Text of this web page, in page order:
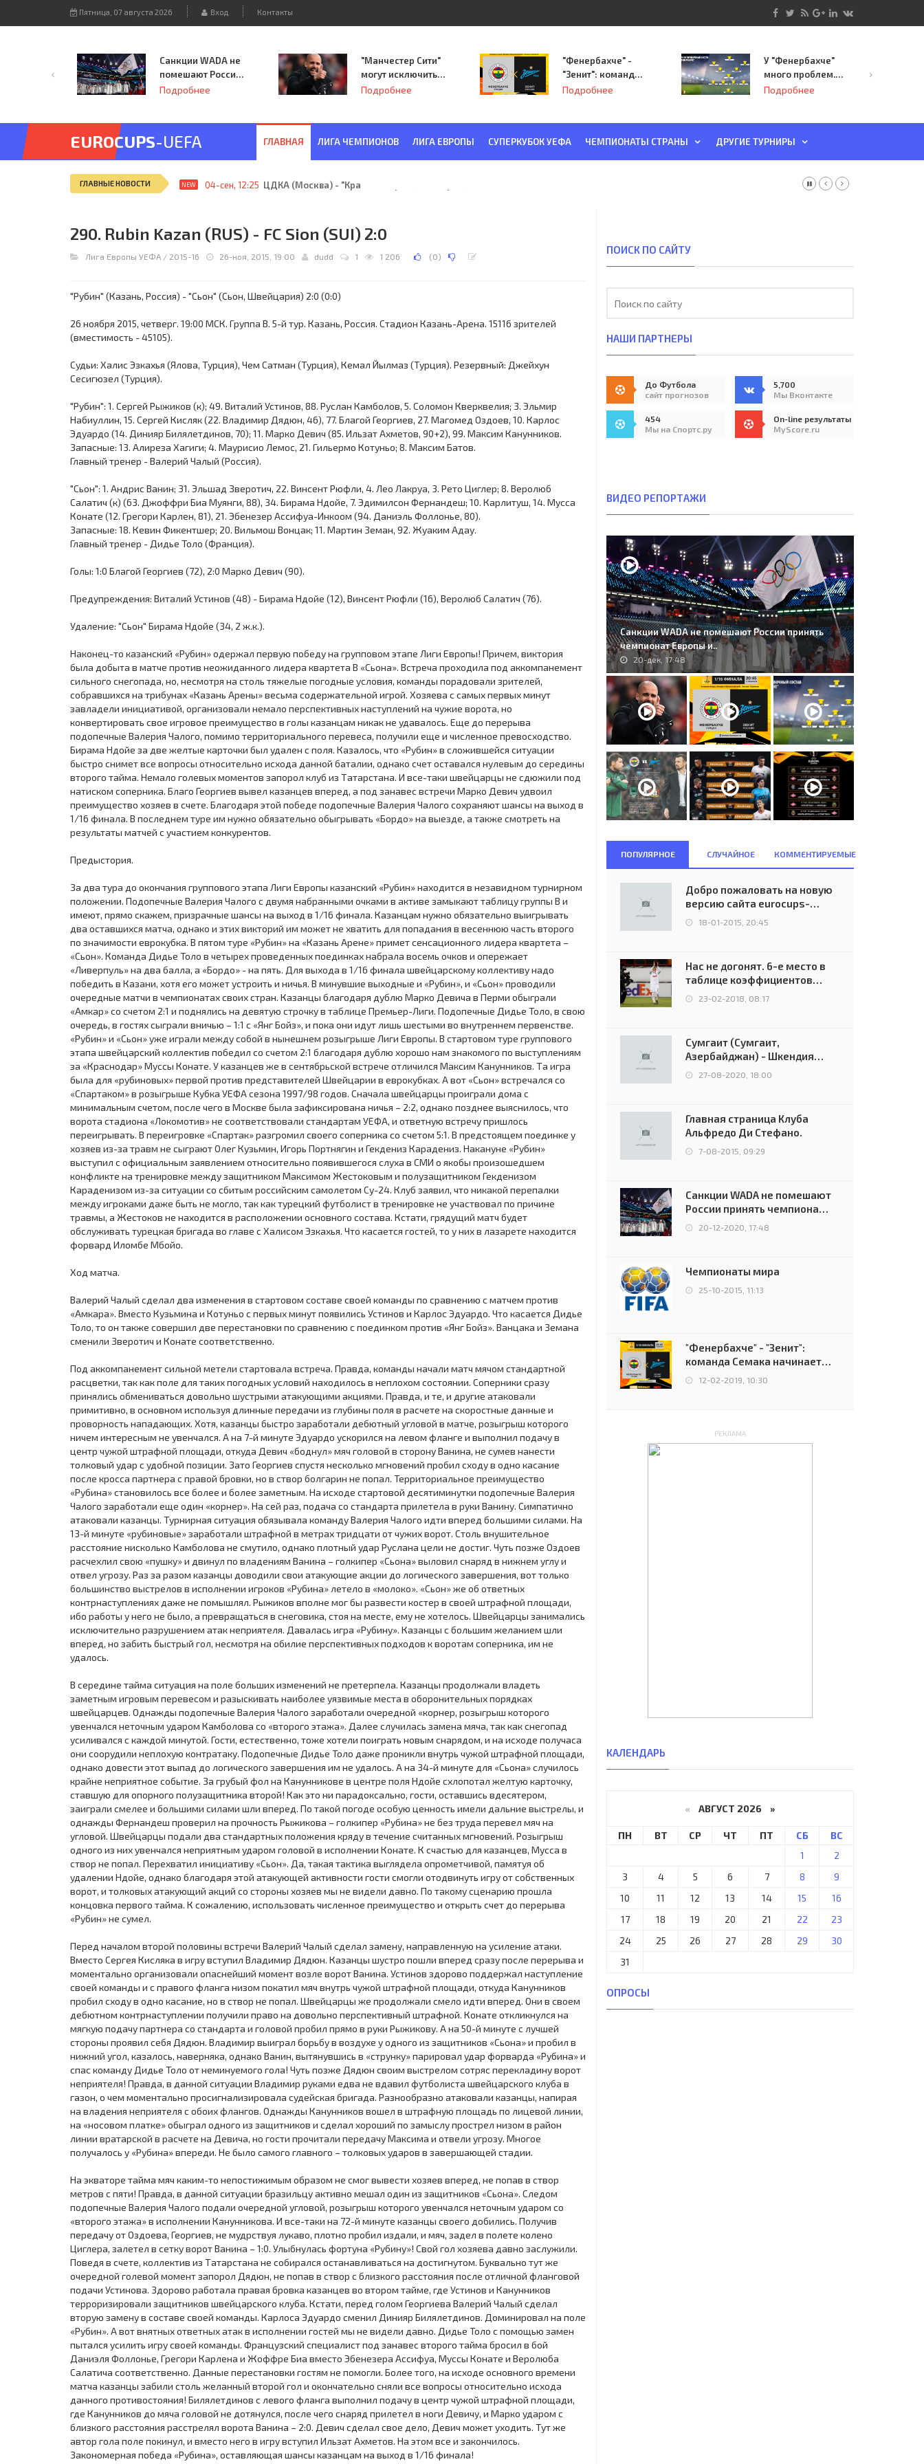
Пятница, 07 августа 2026 Вход Контакты
Санкции WADA не
помешают России
принять
Подробнее
"Манчестер Сити"
могут исключить
из Лиги
Подробнее
"Фенербахче" -
"Зенит": команда
Семака начинает
Подробнее
У "Фенербахче"
много проблем.
Но он опасен для
Подробнее
EUROCUPS-UEFA ГЛАВНАЯ ЛИГА ЧЕМПИОНОВ ЛИГА ЕВРОПЫ СУПЕРКУБОК УЕФА ЧЕМПИОНАТЫ СТРАНЫ ДРУГИЕ ТУРНИРЫ
ГЛАВНЫЕ НОВОСТИ NEW 04-сен, 12:25 ЦДКА (Москва) - "Красная Заря" (Ленинград) 6:2
290. Rubin Kazan (RUS) - FC Sion (SUI) 2:0
Лига Европы УЕФА / 2015-16 26-ноя, 2015, 19:00 dudd 1 1 206 (0)
"Рубин" (Казань, Россия) - "Сьон" (Сьон, Швейцария) 2:0 (0:0)
26 ноября 2015, четверг. 19:00 МСК. Группа B. 5-й тур. Казань, Россия. Стадион Казань-Арена. 15116 зрителей
(вместимость - 45105).
Судьи: Халис Эзкахья (Ялова, Турция), Чем Сатман (Турция), Кемал Йылмаз (Турция). Резервный: Джейхун
Сесигюзел (Турция).
"Рубин": 1. Сергей Рыжиков (к); 49. Виталий Устинов, 88. Руслан Камболов, 5. Соломон Кверквелия; 3. Эльмир
Набиуллин, 15. Сергей Кисляк (22. Владимир Дядюн, 46), 77. Благой Георгиев, 27. Магомед Оздоев, 10. Карлос
Эдуардо (14. Динияр Билялетдинов, 70); 11. Марко Девич (85. Ильзат Ахметов, 90+2), 99. Максим Канунников.
Запасные: 13. Алиреза Хагиги; 4. Маурисио Лемос, 21. Гильермо Котуньо; 8. Максим Батов.
Главный тренер - Валерий Чалый (Россия).
"Сьон": 1. Андрис Ванин; 31. Эльшад Зверотич, 22. Винсент Рюфли, 4. Лео Лакруа, 3. Рето Циглер; 8. Веролюб
Салатич (к) (63. Джоффри Биа Муянги, 88), 34. Бирама Ндойе, 7. Эдимилсон Фернандеш; 10. Карлитуш, 14. Мусса
Конате (12. Грегори Карлен, 81), 21. Эбенезер Ассифуа-Инкоом (94. Даниэль Фоллонье, 80).
Запасные: 18. Кевин Фикентшер; 20. Вильмош Вонцак; 11. Мартин Земан, 92. Жуаким Адау.
Главный тренер - Дидье Толо (Франция).
Голы: 1:0 Благой Георгиев (72), 2:0 Марко Девич (90).
Предупреждения: Виталий Устинов (48) - Бирама Ндойе (12), Винсент Рюфли (16), Веролюб Салатич (76).
Удаление: "Сьон" Бирама Ндойе (34, 2 ж.к.).
Наконец-то казанский «Рубин» одержал первую победу на групповом этапе Лиги Европы! Причем, виктория
была добыта в матче против неожиданного лидера квартета B «Сьона». Встреча проходила под аккомпанемент
сильного снегопада, но, несмотря на столь тяжелые погодные условия, команды порадовали зрителей,
собравшихся на трибунах «Казань Арены» весьма содержательной игрой. Хозяева с самых первых минут
завладели инициативой, организовали немало перспективных наступлений на чужие ворота, но
конвертировать свое игровое преимущество в голы казанцам никак не удавалось. Еще до перерыва
подопечные Валерия Чалого, помимо территориального перевеса, получили еще и численное превосходство.
Бирама Ндойе за две желтые карточки был удален с поля. Казалось, что «Рубин» в сложившейся ситуации
быстро снимет все вопросы относительно исхода данной баталии, однако счет оставался нулевым до середины
второго тайма. Немало голевых моментов запорол клуб из Татарстана. И все-таки швейцарцы не сдюжили под
натиском соперника. Благо Георгиев вывел казанцев вперед, а под занавес встречи Марко Девич удвоил
преимущество хозяев в счете. Благодаря этой победе подопечные Валерия Чалого сохраняют шансы на выход в
1/16 финала. В последнем туре им нужно обязательно обыгрывать «Бордо» на выезде, а также смотреть на
результаты матчей с участием конкурентов.
Предыстория.
За два тура до окончания группового этапа Лиги Европы казанский «Рубин» находится в незавидном турнирном
положении. Подопечные Валерия Чалого с двумя набранными очками в активе замыкают таблицу группы B и
имеют, прямо скажем, призрачные шансы на выход в 1/16 финала. Казанцам нужно обязательно выигрывать
два оставшихся матча, однако и этих викторий им может не хватить для попадания в весеннюю часть второго
по значимости еврокубка. В пятом туре «Рубин» на «Казань Арене» примет сенсационного лидера квартета –
«Сьон». Команда Дидье Толо в четырех проведенных поединках набрала восемь очков и опережает
«Ливерпуль» на два балла, а «Бордо» - на пять. Для выхода в 1/16 финала швейцарскому коллективу надо
победить в Казани, хотя его может устроить и ничья. В минувшие выходные и «Рубин», и «Сьон» проводили
очередные матчи в чемпионатах своих стран. Казанцы благодаря дублю Марко Девича в Перми обыграли
«Амкар» со счетом 2:1 и поднялись на девятую строчку в таблице Премьер-Лиги. Подопечные Дидье Толо, в свою
очередь, в гостях сыграли вничью – 1:1 с «Янг Бойз», и пока они идут лишь шестыми во внутреннем первенстве.
«Рубин» и «Сьон» уже играли между собой в нынешнем розыгрыше Лиги Европы. В стартовом туре группового
этапа швейцарский коллектив победил со счетом 2:1 благодаря дублю хорошо нам знакомого по выступлениям
за «Краснодар» Муссы Конате. У казанцев же в сентябрьской встрече отличился Максим Канунников. Та игра
была для «рубиновых» первой против представителей Швейцарии в еврокубках. А вот «Сьон» встречался со
«Спартаком» в розыгрыше Кубка УЕФА сезона 1997/98 годов. Сначала швейцарцы проиграли дома с
минимальным счетом, после чего в Москве была зафиксирована ничья – 2:2, однако позднее выяснилось, что
ворота стадиона «Локомотив» не соответствовали стандартам УЕФА, и ответную встречу пришлось
переигрывать. В переигровке «Спартак» разгромил своего соперника со счетом 5:1. В предстоящем поединке у
хозяев из-за травм не сыграют Олег Кузьмин, Игорь Портнягин и Гекдениз Карадениз. Накануне «Рубин»
выступил с официальным заявлением относительно появившегося слуха в СМИ о якобы произошедшем
конфликте на тренировке между защитником Максимом Жестоковым и полузащитником Гекденизом
Караденизом из-за ситуации со сбитым российским самолетом Су-24. Клуб заявил, что никакой перепалки
между игроками даже быть не могло, так как турецкий футболист в тренировке не участвовал по причине
травмы, а Жестоков не находится в расположении основного состава. Кстати, грядущий матч будет
обслуживать турецкая бригада во главе с Халисом Эзкахья. Что касается гостей, то у них в лазарете находится
форвард Иломбе Мбойо.
Ход матча.
Валерий Чалый сделал два изменения в стартовом составе своей команды по сравнению с матчем против
«Амкара». Вместо Кузьмина и Котуньо с первых минут появились Устинов и Карлос Эдуардо. Что касается Дидье
Толо, то он также совершил две перестановки по сравнению с поединком против «Янг Бойз». Ванцака и Земана
сменили Зверотич и Конате соответственно.
Под аккомпанемент сильной метели стартовала встреча. Правда, команды начали матч мячом стандартной
расцветки, так как поле для таких погодных условий находилось в неплохом состоянии. Соперники сразу
принялись обмениваться довольно шустрыми атакующими акциями. Правда, и те, и другие атаковали
примитивно, в основном используя длинные передачи из глубины поля в расчете на скоростные данные и
проворность нападающих. Хотя, казанцы быстро заработали дебютный угловой в матче, розыгрыш которого
ничем интересным не увенчался. А на 7-й минуте Эдуардо ускорился на левом фланге и выполнил подачу в
центр чужой штрафной площади, откуда Девич «боднул» мяч головой в сторону Ванина, не сумев нанести
толковый удар с удобной позиции. Зато Георгиев спустя несколько мгновений пробил сходу в одно касание
после кросса партнера с правой бровки, но в створ болгарин не попал. Территориальное преимущество
«Рубина» становилось все более и более заметным. На исходе стартовой десятиминутки подопечные Валерия
Чалого заработали еще один «корнер». На сей раз, подача со стандарта прилетела в руки Ванину. Симпатично
атаковали казанцы. Турнирная ситуация обязывала команду Валерия Чалого идти вперед большими силами. На
13-й минуте «рубиновые» заработали штрафной в метрах тридцати от чужих ворот. Столь внушительное
расстояние нисколько Камболова не смутило, однако плотный удар Руслана цели не достиг. Чуть позже Оздоев
расчехлил свою «пушку» и двинул по владениям Ванина – голкипер «Сьона» выловил снаряд в нижнем углу и
отвел угрозу. Раз за разом казанцы доводили свои атакующие акции до логического завершения, вот только
большинство выстрелов в исполнении игроков «Рубина» летело в «молоко». «Сьон» же об ответных
контрнаступлениях даже не помышлял. Рыжиков вполне мог бы развести костер в своей штрафной площади,
ибо работы у него не было, а превращаться в снеговика, стоя на месте, ему не хотелось. Швейцарцы занимались
исключительно разрушением атак неприятеля. Давалась игра «Рубину». Казанцы с большим желанием шли
вперед, но забить быстрый гол, несмотря на обилие перспективных подходов к воротам соперника, им не
удалось.
В середине тайма ситуация на поле больших изменений не претерпела. Казанцы продолжали владеть
заметным игровым перевесом и разыскивать наиболее уязвимые места в оборонительных порядках
швейцарцев. Однажды подопечные Валерия Чалого заработали очередной «корнер, розыгрыш которого
увенчался неточным ударом Камболова со «второго этажа». Далее случилась замена мяча, так как снегопад
усиливался с каждой минутой. Гости, естественно, тоже хотели поиграть новым снарядом, и на исходе получаса
они соорудили неплохую контратаку. Подопечные Дидье Толо даже проникли внутрь чужой штрафной площади,
однако довести этот выпад до логического завершения им не удалось. А на 34-й минуте для «Сьона» случилось
крайне неприятное событие. За грубый фол на Канунникове в центре поля Ндойе схлопотал желтую карточку,
ставшую для опорного полузащитника второй! Как это ни парадоксально, гости, оставшись вдесятером,
заиграли смелее и большими силами шли вперед. По такой погоде особую ценность имели дальние выстрелы, и
однажды Фернандеш проверил на прочность Рыжикова – голкипер «Рубина» не без труда перевел мяч на
угловой. Швейцарцы подали два стандартных положения кряду в течение считанных мгновений. Розыгрыш
одного из них увенчался неприятным ударом головой в исполнении Конате. К счастью для казанцев, Мусса в
створ не попал. Перехватил инициативу «Сьон». Да, такая тактика выглядела опрометчивой, памятуя об
удалении Ндойе, однако благодаря этой атакующей активности гости смогли отодвинуть игру от собственных
ворот, и толковых атакующий акций со стороны хозяев мы не видели давно. По такому сценарию прошла
концовка первого тайма. К сожалению, использовать численное преимущество и открыть счет до перерыва
«Рубин» не сумел.
Перед началом второй половины встречи Валерий Чалый сделал замену, направленную на усиление атаки.
Вместо Сергея Кисляка в игру вступил Владимир Дядюн. Казанцы шустро пошли вперед сразу после перерыва и
моментально организовали опаснейший момент возле ворот Ванина. Устинов здорово поддержал наступление
своей команды и с правого фланга низом покатил мяч внутрь чужой штрафной площади, откуда Канунников
пробил сходу в одно касание, но в створ не попал. Швейцарцы же продолжали смело идти вперед. Они в своем
дебютном контрнаступлении получили право на довольно перспективный штрафной. Конате откликнулся на
мягкую подачу партнера со стандарта и головой пробил прямо в руки Рыжикову. А на 50-й минуте с лучшей
стороны проявил себя Дядюн. Владимир выиграл борьбу в воздухе у одного из защитников «Сьона» и пробил в
нижний угол, казалось, наверняка, однако Ванин, вытянувшись в «струнку» парировал удар форварда «Рубина» и
спас команду Дидье Толо от неминуемого гола! Чуть позже Дядюн своим выстрелом сотряс перекладину ворот
неприятеля! Правда, в данной ситуации Владимир руками едва не вдавил футболиста швейцарского клуба в
газон, о чем моментально просигнализировала судейская бригада. Разнообразно атаковали казанцы, напирая
на владения неприятеля с обоих флангов. Однажды Канунников вошел в штрафную площадь по лицевой линии,
на «носовом платке» обыграл одного из защитников и сделал хороший по замыслу прострел низом в район
линии вратарской в расчете на Девича, но гости прочитали передачу Максима и отвели угрозу. Многое
получалось у «Рубина» впереди. Не было самого главного – толковых ударов в завершающей стадии.
На экваторе тайма мяч каким-то непостижимым образом не смог вывести хозяев вперед, не попав в створ
метров с пяти! Правда, в данной ситуации бразильцу активно мешал один из защитников «Сьона». Следом
подопечные Валерия Чалого подали очередной угловой, розыгрыш которого увенчался неточным ударом со
«второго этажа» в исполнении Канунникова. И все-таки на 72-й минуте казанцы своего добились. Получив
передачу от Оздоева, Георгиев, не мудрствуя лукаво, плотно пробил издали, и мяч, задел в полете колено
Циглера, залетел в сетку ворот Ванина – 1:0. Улыбнулась фортуна «Рубину»! Свой гол хозяева давно заслужили.
Поведя в счете, коллектив из Татарстана не собирался останавливаться на достигнутом. Буквально тут же
очередной голевой момент запорол Дядюн, не попав в створ с близкого расстояния после отличной фланговой
подачи Устинова. Здорово работала правая бровка казанцев во втором тайме, где Устинов и Канунников
терроризировали защитников швейцарского клуба. Кстати, перед голом Георгиева Валерий Чалый сделал
вторую замену в составе своей команды. Карлоса Эдуардо сменил Динияр Билялетдинов. Доминировал на поле
«Рубин». А вот внятных ответных атак в исполнении гостей мы не видели давно. Дидье Толо с помощью замен
пытался усилить игру своей команды. Французский специалист под занавес второго тайма бросил в бой
Даниэля Фоллонье, Грегори Карлена и Жоффре Биа вместо Эбенезера Ассифуа, Муссы Конате и Веролюба
Салатича соответственно. Данные перестановки гостям не помогли. Более того, на исходе основного времени
матча казанцы забили столь желанный второй гол и окончательно сняли все вопросы относительно исхода
данного противостояния! Билялетдинов с левого фланга выполнил подачу в центр чужой штрафной площади,
где Канунников до мяча головой не дотянулся, после чего снаряд прилетел в ноги Девичу, и Марко ударом с
близкого расстояния расстрелял ворота Ванина – 2:0. Девич сделал свое дело, Девич может уходить. Тут же
автор гола поле покинул, и вместо него в игру вступил Ильзат Ахметов. На этом все и закончилось.
Закономерная победа «Рубина», оставляющая шансы казанцам на выход в 1/16 финала!
ПОИСК ПО САЙТУ
НАШИ ПАРТНЕРЫ
До Футбола
сайт прогнозов
5,700
Мы Вконтакте
454
Мы на Спортс.ру
On-line результаты
MyScore.ru
ВИДЕО РЕПОРТАЖИ
Санкции WADA не помешают России принять
чемпионат Европы и..
20-дек, 17:48
ПОПУЛЯРНОЕ СЛУЧАЙНОЕ КОММЕНТИРУЕМЫЕ
Добро пожаловать на новую
версию сайта eurocups-
uefa.ru
18-01-2015, 20:45
Нас не догонят. 6-е место в
таблице коэффициентов
УЕФА остаётся за Россией
23-02-2018, 08:17
Сумгаит (Сумгаит,
Азербайджан) - Шкендия
(Тетово, Северная
Македония) - 0:2 (0:0)
27-08-2020, 18:00
Главная страница Клуба
Альфредо Ди Стефано.
7-08-2015, 09:29
Санкции WADA не помешают
России принять чемпионат
Европы и финал Лиги
чемпионов.
20-12-2020, 17:48
Чемпионаты мира
25-10-2015, 11:13
"Фенербахче" - "Зенит":
команда Семака начинает
путь в плей-офф Лиги
12-02-2019, 10:30
РЕКЛАМА
КАЛЕНДАРЬ
« АВГУСТ 2026 »
ПН ВТ СР ЧТ ПТ СБ
ВС
1
2
3
4 5 6 7 8
9
10
11 12 13 14 15
16
17
18 19 20 21 22
23
24
25 26 27 28 29
30
31
ОПРОСЫ